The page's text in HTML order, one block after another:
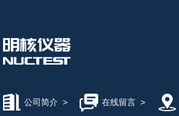
公司简介 > 在线留言>